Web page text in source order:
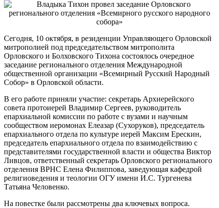
Сегодня, 10 октября, в резиденции Управляющего Орловской
митрополией под председательством митрополита
Орловского и Болховского Тихона состоялось очередное
заседание регионального отделения Международной
общественной организации «Всемирный Русский Народный
Собор» в Орловской области.
В его работе приняли участие: секретарь Архиерейского
совета протоиерей Владимир Сергеев, руководитель
епархиальной комиссии по работе с вузами и научным
сообществом иеромонах Елеазар (Сухоруков), председатель
епархиального отдела по культуре иерей Максим Ерескин,
председатель епархиального отдела по взаимодействию с
представителями государственной власти и общества Виктор
Ливцов, ответственный секретарь Орловского регионального
отделения ВРНС Елена Филиппова, заведующая кафедрой
религиоведения и теологии ОГУ имени И.С. Тургенева
Татьяна Человенко.
На повестке были рассмотрены два ключевых вопроса.